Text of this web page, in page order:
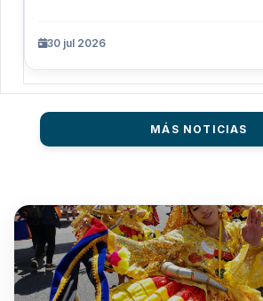
30 jul 2026
MÁS NOTICIAS